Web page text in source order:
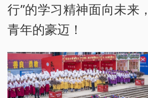
行”的学习精神面向未来
青年的豪迈！